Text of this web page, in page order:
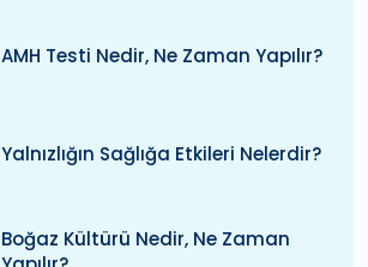
AMH Testi Nedir, Ne Zaman Yapılır?
Yalnızlığın Sağlığa Etkileri Nelerdir?
Boğaz Kültürü Nedir, Ne Zaman